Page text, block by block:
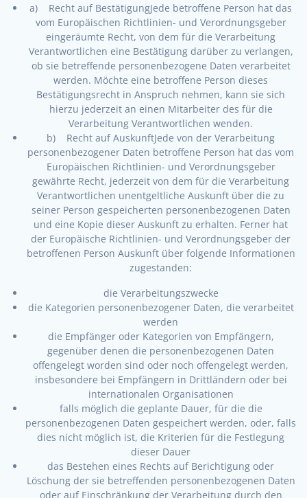
a) Recht auf BestätigungJede betroffene Person hat das
vom Europäischen Richtlinien- und Verordnungsgeber
eingeräumte Recht, von dem für die Verarbeitung
Verantwortlichen eine Bestätigung darüber zu verlangen,
ob sie betreffende personenbezogene Daten verarbeitet
werden. Möchte eine betroffene Person dieses
Bestätigungsrecht in Anspruch nehmen, kann sie sich
hierzu jederzeit an einen Mitarbeiter des für die
Verarbeitung Verantwortlichen wenden.
b) Recht auf AuskunftJede von der Verarbeitung
personenbezogener Daten betroffene Person hat das vom
Europäischen Richtlinien- und Verordnungsgeber
gewährte Recht, jederzeit von dem für die Verarbeitung
Verantwortlichen unentgeltliche Auskunft über die zu
seiner Person gespeicherten personenbezogenen Daten
und eine Kopie dieser Auskunft zu erhalten. Ferner hat
der Europäische Richtlinien- und Verordnungsgeber der
betroffenen Person Auskunft über folgende Informationen
zugestanden:
die Verarbeitungszwecke
die Kategorien personenbezogener Daten, die verarbeitet
werden
die Empfänger oder Kategorien von Empfängern,
gegenüber denen die personenbezogenen Daten
offengelegt worden sind oder noch offengelegt werden,
insbesondere bei Empfängern in Drittländern oder bei
internationalen Organisationen
falls möglich die geplante Dauer, für die die
personenbezogenen Daten gespeichert werden, oder, falls
dies nicht möglich ist, die Kriterien für die Festlegung
dieser Dauer
das Bestehen eines Rechts auf Berichtigung oder
Löschung der sie betreffenden personenbezogenen Daten
oder auf Einschränkung der Verarbeitung durch den